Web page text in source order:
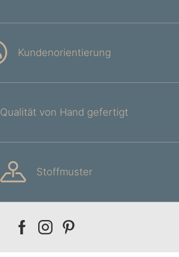
Kundenorientierung
Qualität von Hand gefertigt
Stoffmuster
Our
Our
Our